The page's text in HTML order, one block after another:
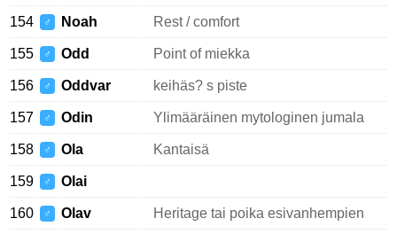
154 ♂ Noah Rest / comfort
155 ♂ Odd Point of miekka
156 ♂ Oddvar keihäs? s piste
157 ♂ Odin Ylimääräinen mytologinen jumala
158 ♂ Ola Kantaisä
159 ♂ Olai
160 ♂ Olav Heritage tai poika esivanhempien